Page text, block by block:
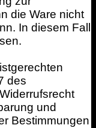
die Ware nicht
In diesem Fall
des
und
Bestimmungen